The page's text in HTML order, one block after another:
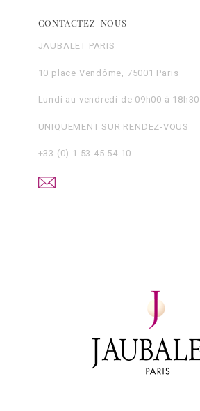
CONTACTEZ-NOUS
JAUBALET PARIS
10 place Vendôme, 75001 Paris
Lundi au vendredi de 09h00 à 18h30
UNIQUEMENT SUR RENDEZ-VOUS
+33 (0) 1 53 45 54 10